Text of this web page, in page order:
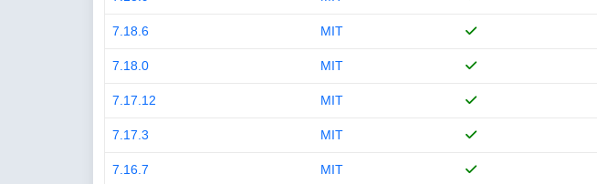
7.18.6 MIT
7.18.0 MIT
7.17.12 MIT
7.17.3 MIT
7.16.7 MIT